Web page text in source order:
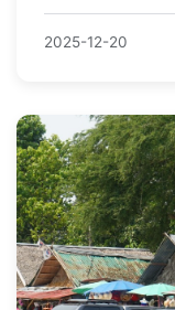
2025-12-20